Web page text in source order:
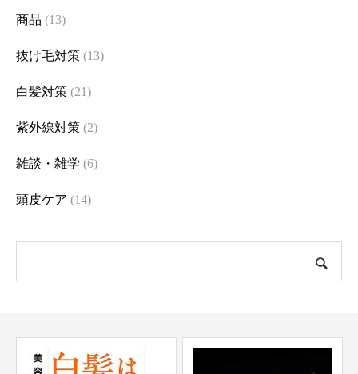
商品 (13)
抜け毛対策 (13)
白髪対策 (21)
紫外線対策 (2)
雑談・雑学 (6)
頭皮ケア (14)